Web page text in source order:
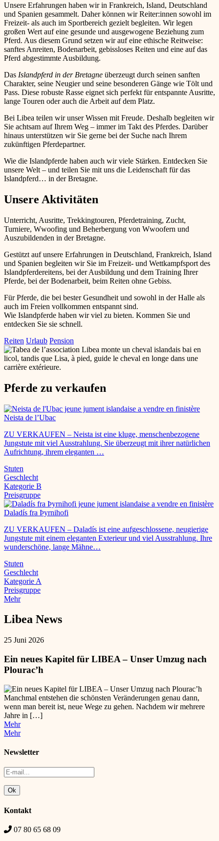
Unsere Erfahrungen haben wir in Frankreich, Island, Deutschland
und Spanien gesammelt. Daher können wir Reiter:innen sowohl im
Freizeit- als auch im Sportbereich gezielt begleiten. Wir legen
großen Wert auf eine gesunde und ausgewogene Beziehung zum
Pferd. Aus diesem Grund setzen wir auf eine ethische Reitweise:
sanftes Anreiten, Bodenarbeit, gebissloses Reiten und eine auf das
Pferd abgestimmte Ausbildung.
Das Islandpferd in der Bretagne überzeugt durch seinen sanften
Charakter, seine Neugier und seine besonderen Gänge wie Tölt und
Pass. Diese robuste Rasse eignet sich perfekt für entspannte Ausritte,
lange Touren oder auch die Arbeit auf dem Platz.
Bei Libea teilen wir unser Wissen mit Freude. Deshalb begleiten wir
Sie achtsam auf Ihrem Weg – immer im Takt des Pferdes. Darüber
hinaus unterstützen wir Sie gerne bei der Suche nach Ihrem
zukünftigen Pferdepartner.
Wie die Islandpferde haben auch wir viele Stärken. Entdecken Sie
unsere Welt – und teilen Sie mit uns die Leidenschaft für das
Islandpferd… in der Bretagne.
Unsere Aktivitäten
Unterricht, Ausritte, Trekkingtouren, Pferdetraining, Zucht,
Turniere, Wwoofing und Beherbergung von Wwoofern und
Auszubildenden in der Bretagne.
Gestützt auf unsere Erfahrungen in Deutschland, Frankreich, Island
und Spanien begleiten wir Sie im Freizeit- und Wettkampfsport des
Islandpferdereitens, bei der Ausbildung und dem Training Ihrer
Pferde, bei der Bodenarbeit, beim Reiten ohne Gebiss.
Für Pferde, die bei bester Gesundheit und sowohl in der Halle als
auch im Freien vollkommen entspannt sind.
Wie Islandpferde haben wir viel zu bieten. Kommen Sie und
entdecken Sie sie schnell.
Reiten Urlaub Pension
Pferde zu verkaufen
Neista de l’Ubac
ZU VERKAUFEN – Neista ist eine kluge, menschenbezogene
Jungstute mit viel Ausstrahlung. Sie überzeugt mit ihrer natürlichen
Aufrichtung, ihrem eleganten …
Stuten
Geschlecht
Kategorie B
Preisgruppe
Daladís fra Þyrnihofi
ZU VERKAUFEN – Daladís ist eine aufgeschlossene, neugierige
Jungstute mit einem eleganten Exterieur und viel Ausstrahlung. Ihre
wunderschöne, lange Mähne…
Stuten
Geschlecht
Kategorie A
Preisgruppe
Mehr
Libea News
25 Juni 2026
Ein neues Kapitel für LIBEA – Unser Umzug nach
Plourac’h
Manchmal entstehen die schönsten Veränderungen genau dann,
wenn man bereit ist, neue Wege zu gehen. Nachdem wir mehrere
Jahre in […]
Mehr
Mehr
Newsletter
Kontakt
07 80 65 68 09